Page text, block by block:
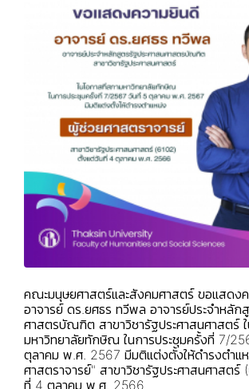
คณะมนุษยศาสตร์และสังคมศาสตร์ ขอแสดง
อาจารย์ ดร.ยศธร ทวีพล อาจารย์ประจำหลัก
ศาสตรบัณฑิต สาขาวิชารัฐประศาสนศาสตร์
มหาวิทยาลัยทักษิณ ในการประชุมครั้งที่ 7/
ตุลาคม พ.ศ. 2567 มีมติแต่งตั้งให้ดำรงตำแ
ศาสตราจารย์" สาขาวิชารัฐประศาสนศาสตร์
ที่ 4 ตุลาคม พ.ศ. 2566